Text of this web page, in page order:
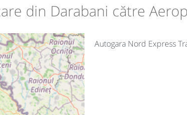
din Darabani către
Autogara Nord Express